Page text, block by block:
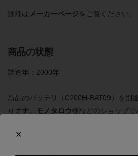
詳細は メーカーページをご覧ください。
商品の状態
製造年：2000年
新品のバッテリ（C200H-BAT09）を別
ります。 モノタロウ様などのショップで
梱包箱には目立つようなキズや汚れが